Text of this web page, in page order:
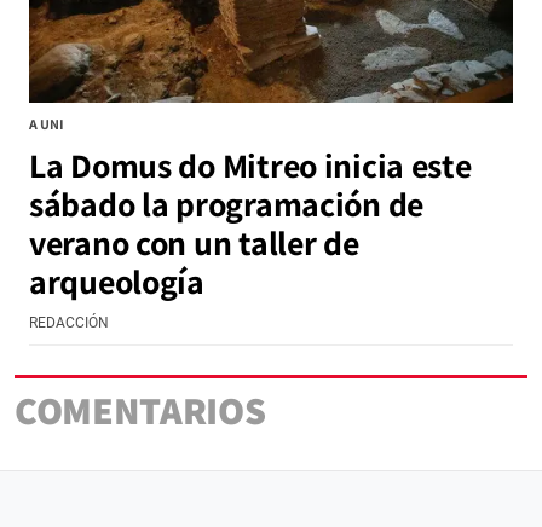
A UNI
La Domus do Mitreo inicia este
sábado la programación de
verano con un taller de
arqueología
REDACCIÓN
COMENTARIOS